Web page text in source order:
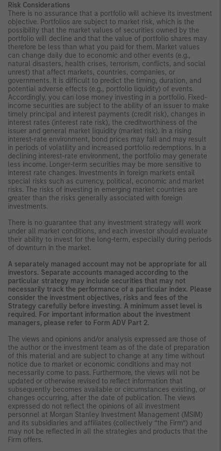
Risk Considerations
There is no assurance that a portfolio will achieve its investment
objective. Portfolios are subject to market risk, which is the
possibility that the market values of securities owned by the
portfolio will decline and that the value of portfolio shares may
therefore be less than what you paid for them. Market values
can change daily due to economic and other events (e.g.,
natural disasters, health crises, terrorism, conflicts, and social
unrest) that affect markets, countries, companies, or
governments. It is difficult to predict the timing, duration, and
potential adverse effects (e.g., portfolio liquidity) of events.
Accordingly, you can lose money investing in a portfolio. Fixed-
income securities are subject to the ability of an issuer to make
timely principal and interest payments (credit risk), changes in
interest rates (interest rate risk), the creditworthiness of the
issuer and general market liquidity (market risk). In a rising
interest-rate environment, bond prices may fall and may result
in periods of volatility and increased portfolio redemptions. In a
declining interest-rate environment, the portfolio may generate
less income. Longer-term securities may be more sensitive to
interest rate changes. Investments in foreign markets entail
special risks such as currency, political, economic and market
risks. The risks of investing in emerging market countries are
greater than the risks generally associated with foreign
investments.
There is no guarantee that any investment strategy will work
under all market conditions, and each investor should evaluate
their ability to invest for the long-term, especially during periods
of downturn in the market.
A separately managed account may not be appropriate for all
investors. Separate accounts managed according to the
particular strategy may include securities that may not
necessarily track the performance of a particular index. Please
consider the investment objectives, risks and fees of the
Strategy carefully before investing. A minimum asset level is
required. For important information about the investment
managers, please refer to Form ADV Part 2.
The views and opinions and/or analysis expressed are those of
the author or the investment team as of the date of preparation
of this material and are subject to change at any time without
notice due to market or economic conditions and may not
necessarily come to pass. Furthermore, the views will not be
updated or otherwise revised to reflect information that
subsequently becomes available or circumstances existing, or
changes occurring, after the date of publication. The views
expressed do not reflect the opinions of all investment
personnel at Morgan Stanley Investment Management (MSIM)
and its subsidiaries and affiliates (collectively “the Firm”) and
may not be reflected in all the strategies and products that the
Firm offers.